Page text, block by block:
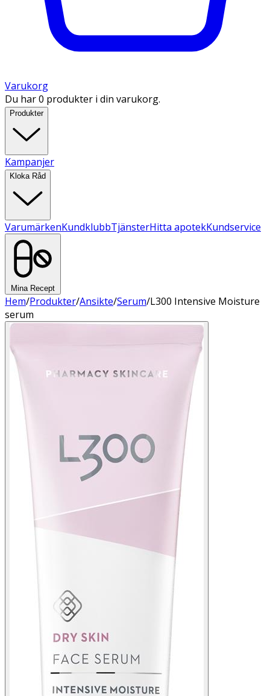
Varukorg
Du har 0 produkter i din varukorg.
Produkter
Kampanjer
Kloka Råd
VarumärkenKundklubbTjänsterHitta apotekKundservice
Mina Recept
Hem/Produkter/Ansikte/Serum/L300 Intensive Moisture
serum